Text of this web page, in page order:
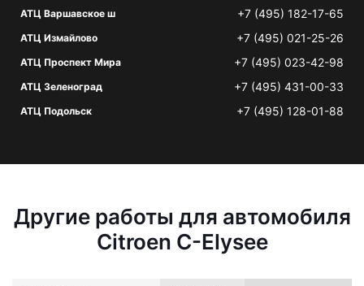
АТЦ Варшавское ш +7 (495) 182-17-65
АТЦ Измайлово +7 (495) 021-25-26
АТЦ Проспект Мира +7 (495) 023-42-98
АТЦ Зеленоград +7 (495) 431-00-33
АТЦ Подольск +7 (495) 128-01-88
Другие работы для автомобиля
Citroen C-Elysee